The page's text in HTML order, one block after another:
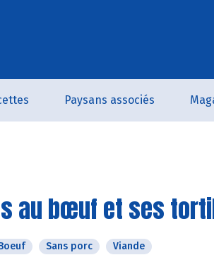
Paysans associés
au bœuf et ses
Sans porc Viande